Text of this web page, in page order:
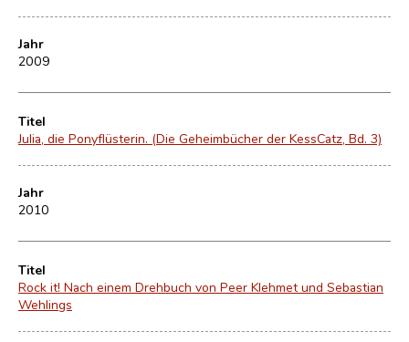
Jahr
2009
Titel
Julia, die Ponyflüsterin. (Die Geheimbücher der KessCatz, Bd. 3)
Jahr
2010
Titel
Rock it! Nach einem Drehbuch von Peer Klehmet und Sebastian
Wehlings